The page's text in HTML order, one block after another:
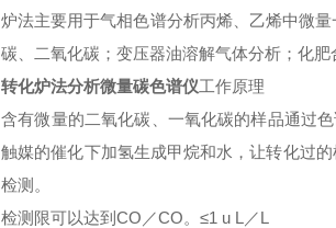
炉法主要用于气相色谱分析丙烯、乙烯中微
碳、二氧化碳；变压器油溶解气体分析；化
转化炉法分析微量碳色谱仪工作原理
含有微量的二氧化碳、一氧化碳的样品通过
触媒的催化下加氢生成甲烷和水，让转化过
检测。
检测限可以达到CO／CO。≤1 u L／L